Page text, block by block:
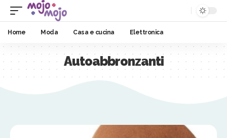
Home Moda Casa e cucina Elettronica
Autoabbronzanti